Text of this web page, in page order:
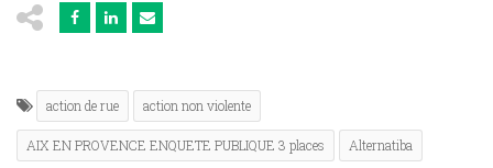
action de rue action non violente
AIX EN PROVENCE ENQUETE PUBLIQUE 3 places Alternatiba